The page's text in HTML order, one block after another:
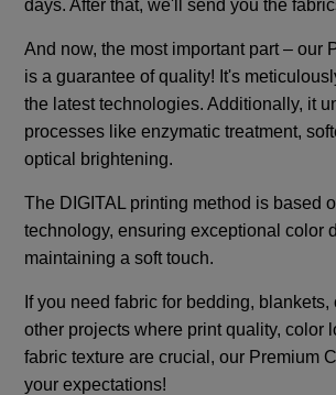
days. After that, we'll send you the
And now, the most important part – our
is a guarantee of quality! It's
the latest technologies. Additionally, it
processes like enzymatic treatment,
optical brightening.
The DIGITAL printing method is based
technology, ensuring exceptional color
maintaining a soft touch.
If you need fabric for bedding,
other projects where print quality, color
fabric texture are crucial, our Premium
your expectations!